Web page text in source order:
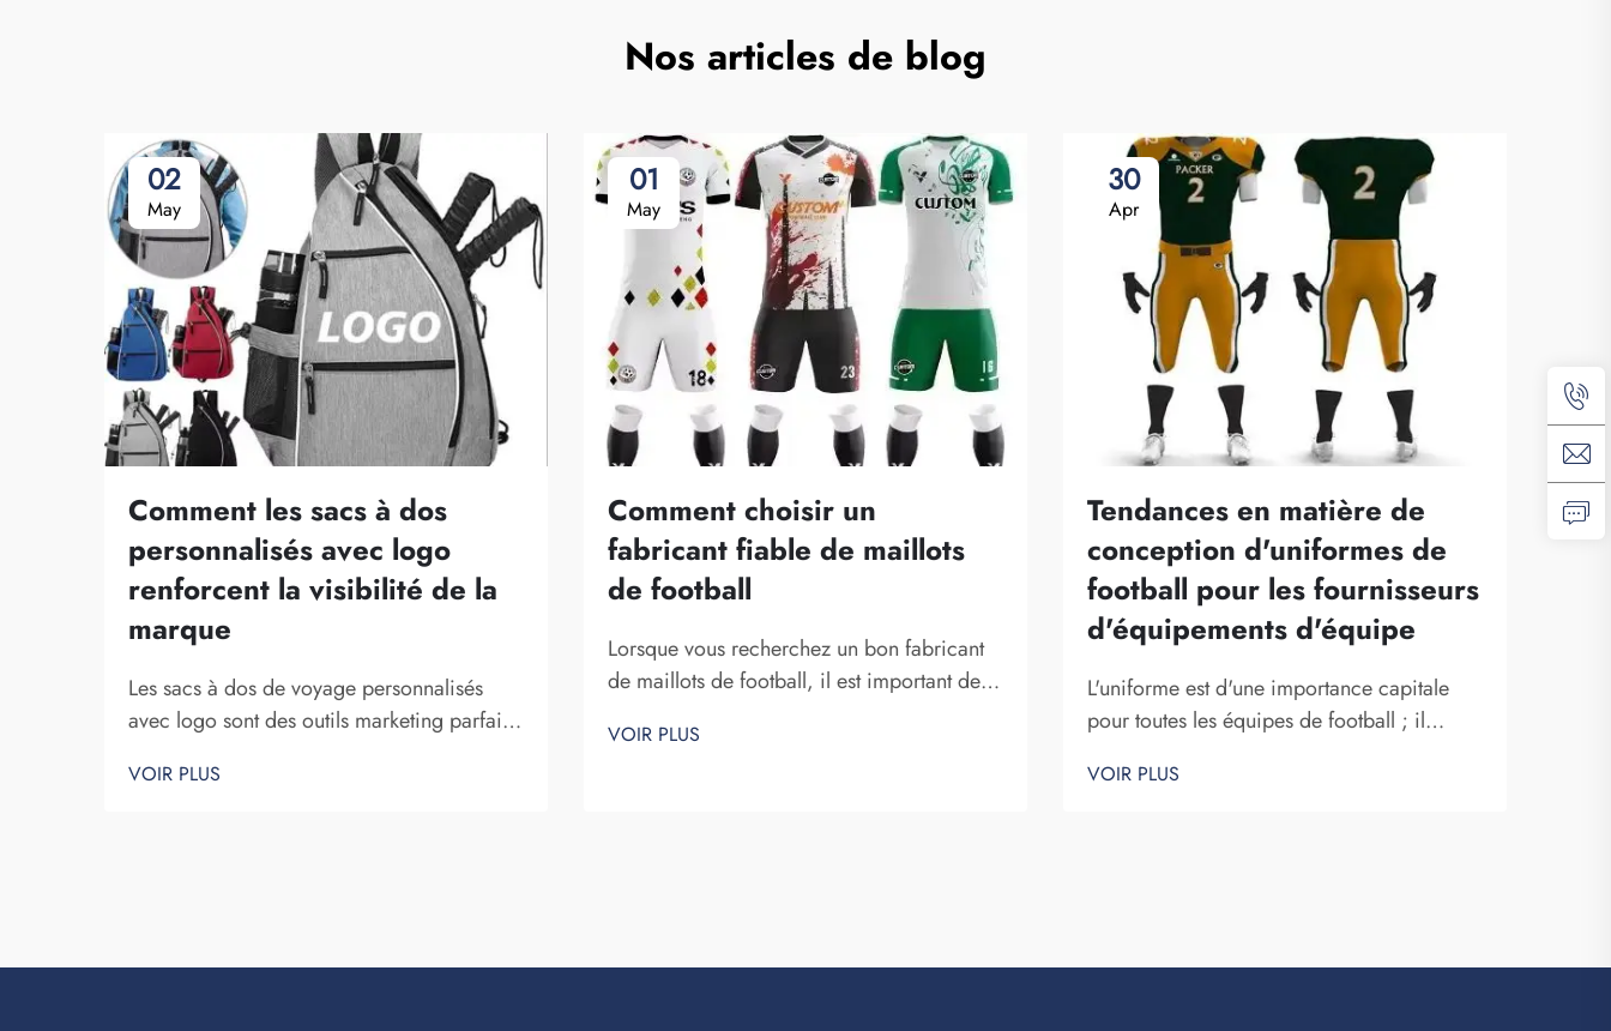
Nos articles de blog
02
May
Comment les sacs à dos
personnalisés avec logo
renforcent la visibilité de la
marque
Les sacs à dos de voyage personnalisés
avec logo sont des outils marketing parfaits
de marque soit exposé devant de
VOIR PLUS
01
May
Comment choisir un
fabricant fiable de maillots
de football
Lorsque vous recherchez un bon fabricant
de maillots de football, il est important de
entreprise fiable qui produit des maillots de
VOIR PLUS
30
Apr
Tendances en matière de
conception d'uniformes de
football pour les fournisseurs
d'équipements d'équipe
L'uniforme est d'une importance capitale
pour toutes les équipes de football ; il
joueurs. Chez Fuzhou Saipulang Trading,
VOIR PLUS